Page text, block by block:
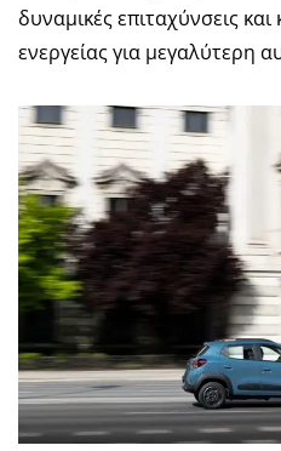
δυναμικές επιταχύνσεις
ενεργείας για μεγαλύτερη